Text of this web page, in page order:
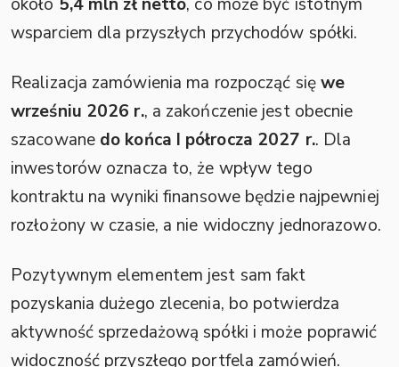
około 5,4 mln zł netto, co może być istotnym
wsparciem dla przyszłych przychodów spółki.
Realizacja zamówienia ma rozpocząć sięwe
wrześniu 2026 r., a zakończenie jest obecnie
szacowane do końca I półrocza 2027 r.. Dla
inwestorów oznacza to, że wpływ tego
kontraktu na wyniki finansowe będzie najpewniej
rozłożony w czasie, a nie widoczny jednorazowo.
Pozytywnym elementem jest sam fakt
pozyskania dużego zlecenia, bo potwierdza
aktywność sprzedażową spółki i może poprawić
widoczność przyszłego portfela zamówień.